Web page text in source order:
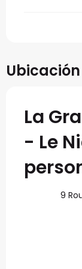
Ubicación
La
- Le
9